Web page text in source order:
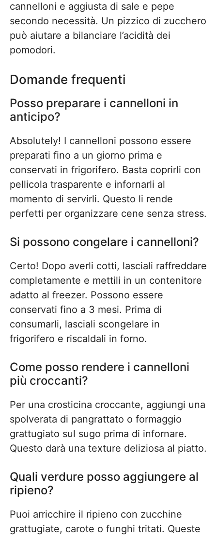
cannelloni e aggiusta di sale e pepe
secondo necessità. Un pizzico di zucchero
può aiutare a bilanciare l’acidità dei
pomodori.
Domande frequenti
Posso preparare i cannelloni in
anticipo?
Absolutely! I cannelloni possono essere
preparati fino a un giorno prima e
conservati in frigorifero. Basta coprirli con
pellicola trasparente e infornarli al
momento di servirli. Questo li rende
perfetti per organizzare cene senza stress.
Si possono congelare i cannelloni?
Certo! Dopo averli cotti, lasciali raffreddare
completamente e mettili in un contenitore
adatto al freezer. Possono essere
conservati fino a 3 mesi. Prima di
consumarli, lasciali scongelare in
frigorifero e riscaldali in forno.
Come posso rendere i cannelloni
più croccanti?
Per una crosticina croccante, aggiungi una
spolverata di pangrattato o formaggio
grattugiato sul sugo prima di infornare.
Questo darà una texture deliziosa al piatto.
Quali verdure posso aggiungere al
ripieno?
Puoi arricchire il ripieno con zucchine
grattugiate, carote o funghi tritati. Queste